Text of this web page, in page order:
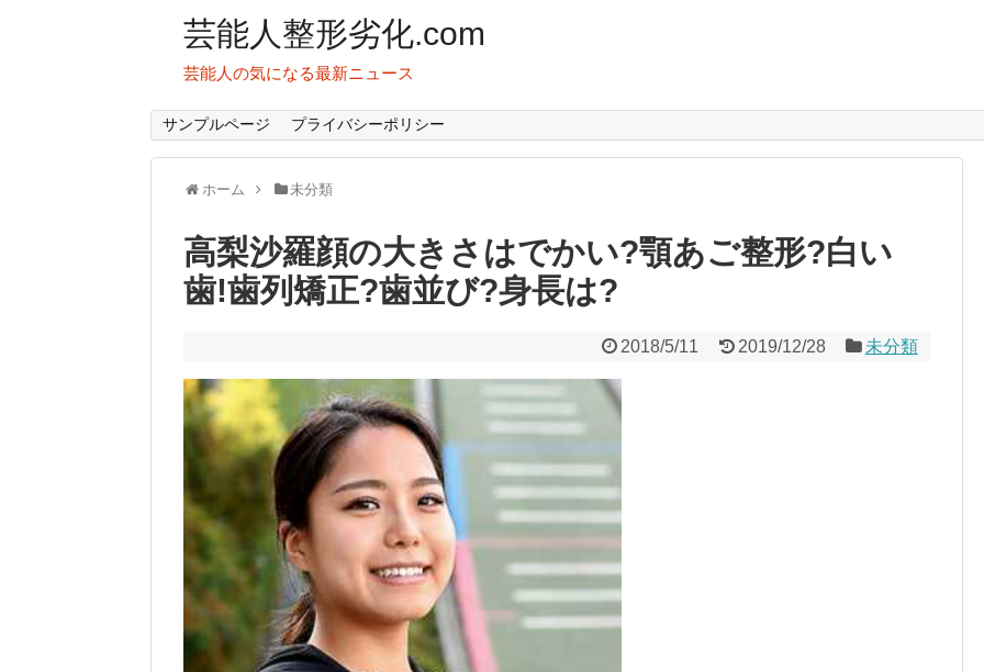
芸能人整形劣化.com
芸能人の気になる最新ニュース
サンプルページ プライバシーポリシー
ホーム 未分類
高梨沙羅顔の大きさはでかい?顎あご整形?白い
歯!歯列矯正?歯並び?身長は?
2018/5/11 2019/12/28 未分類